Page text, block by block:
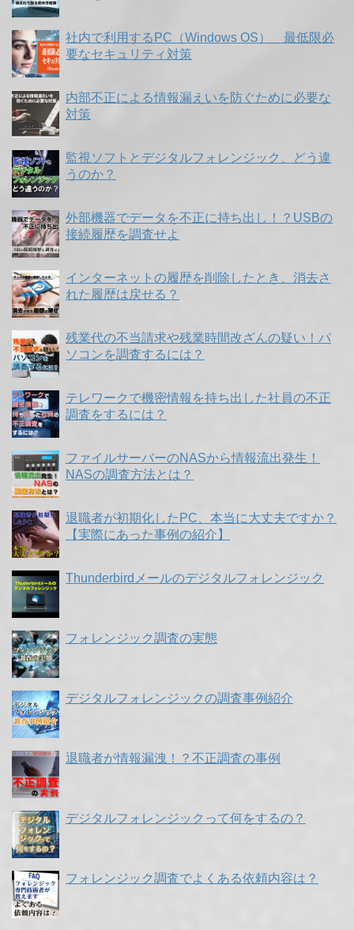
社内で利用するPC（Windows OS） 最低限必
要なセキュリティ対策
内部不正による情報漏えいを防ぐために必要な
対策
監視ソフトとデジタルフォレンジック、どう違
うのか？
外部機器でデータを不正に持ち出し！？USBの
接続履歴を調査せよ
インターネットの履歴を削除したとき、消去さ
れた履歴は戻せる？
残業代の不当請求や残業時間改ざんの疑い！パ
ソコンを調査するには？
テレワークで機密情報を持ち出した社員の不正
調査をするには？
ファイルサーバーのNASから情報流出発生！
NASの調査方法とは？
退職者が初期化したPC、本当に大丈夫ですか？
【実際にあった事例の紹介】
Thunderbirdメールのデジタルフォレンジック
フォレンジック調査の実態
デジタルフォレンジックの調査事例紹介
退職者が情報漏洩！？不正調査の事例
デジタルフォレンジックって何をするの？
フォレンジック調査でよくある依頼内容は？